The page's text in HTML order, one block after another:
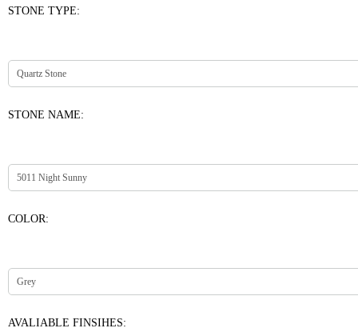
STONE TYPE:
STONE NAME:
COLOR:
AVALIABLE FINSIHES: